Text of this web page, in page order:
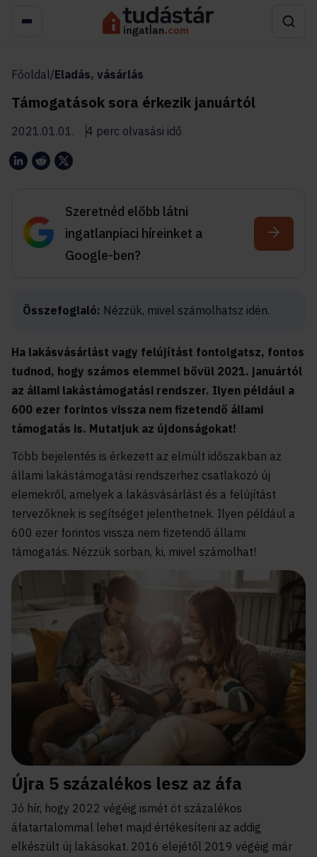
Főoldal/Eladás, vásárlás
Támogatások sora érkezik januártól
2021.01.01. 4 perc olvasási idő
Szeretnéd előbb látni
ingatlanpiaci híreinket a
Google-ben?
Összefoglaló: Nézzük, mivel számolhatsz idén.
Ha lakásvásárlást vagy felújítást fontolgatsz, fontos
tudnod, hogy számos elemmel bővül 2021. januártól
az állami lakástámogatási rendszer. Ilyen például a
600 ezer forintos vissza nem fizetendő állami
támogatás is. Mutatjuk az újdonságokat!
Több bejelentés is érkezett az elmúlt időszakban az
állami lakástámogatási rendszerhez csatlakozó új
elemekről, amelyek a lakásvásárlást és a felújítást
tervezőknek is segítséget jelenthetnek. Ilyen például a
600 ezer forintos vissza nem fizetendő állami
támogatás. Nézzük sorban, ki, mivel számolhat!
Újra 5 százalékos lesz az áfa
Jó hír, hogy 2022 végéig ismét öt százalékos
áfatartalommal lehet majd értékesíteni az addig
elkészült új lakásokat. 2016 elejétől 2019 végéig már